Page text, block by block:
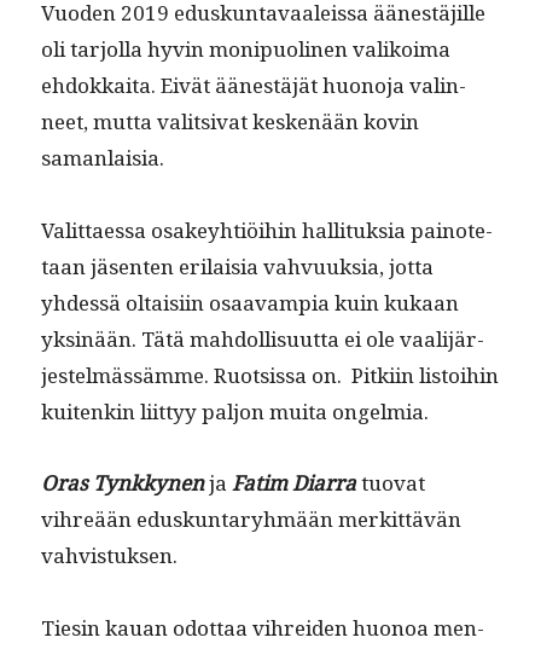
Vuo­den 2019 eduskun­tavaaleis­sa äänestäjille
oli tar­jol­la hyvin monipuo­li­nen valikoima
ehdokkai­ta. Eivät äänestäjät huono­ja valin­
neet, mut­ta val­it­si­vat keskenään kovin
samanlaisia.
Valit­taes­sa osakey­htiöi­hin hal­li­tuk­sia pain­ote­
taan jäsen­ten eri­laisia vahvuuk­sia, jot­ta
yhdessä oltaisi­in osaavampia kuin kukaan
yksinään. Tätä mah­dol­lisu­ut­ta ei ole vaal­i­jär­
jestelmässämme. Ruot­sis­sa on. Pitki­in lis­toi­hin
kuitenkin liit­tyy paljon mui­ta ongelmia.
Oras Tynkky­nenjaFatim Diar­ratuo­vat
vihreään eduskun­taryh­mään merkit­tävän
vahvistuksen.
Tiesin kauan odot­taa vihrei­den huonoa men­